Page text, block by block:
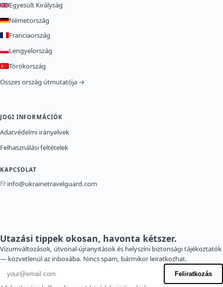
Egyesült Királyság
Németország
Franciaország
Lengyelország
Törökország
Összes ország útmutatója →
JOGI INFORMÁCIÓK
Adatvédelmi irányelvek
Felhasználási feltételek
KAPCSOLAT
info@ukrainetravelguard.com
Utazási tippek okosan, havonta kétszer.
Vízumváltozások, útvonal-újranyitások és helyszíni biztonsági tájékoztatók
— közvetlenül az inboxába. Nincs spam, bármikor leiratkozhat.
E-mail cím
Feliratkozás